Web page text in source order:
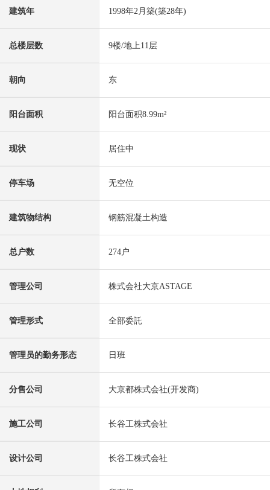
建筑年 1998年2月築(築28年)
总楼层数 9楼/地上11层
朝向 东
阳台面积 阳台面积8.99m²
现状 居住中
停车场 无空位
建筑物结构 钢筋混凝土构造
总户数 274户
管理公司 株式会社大京ASTAGE
管理形式 全部委託
管理员的勤务形态 日班
分售公司 大京都株式会社(开发商)
施工公司 长谷工株式会社
设计公司 长谷工株式会社